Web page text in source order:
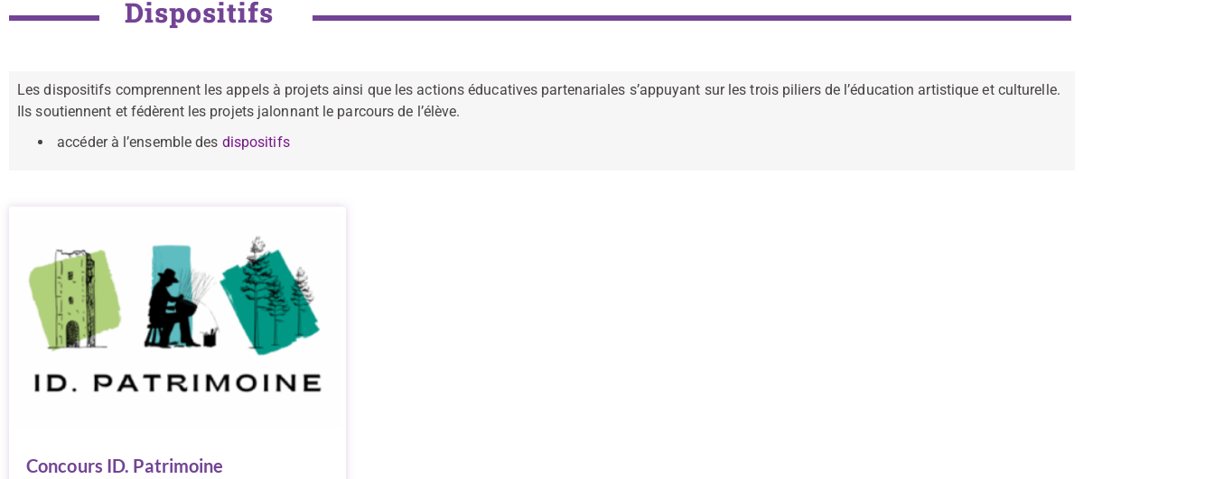
Dispositifs
Les dispositifs comprennent les appels à projets ainsi que les actions éducatives partenariales s’appuyant sur les trois piliers de l’éducation artistique et culturelle.
Ils soutiennent et fédèrent les projets jalonnant le parcours de l’élève.
accéder à l’ensemble des dispositifs
Concours ID. Patrimoine